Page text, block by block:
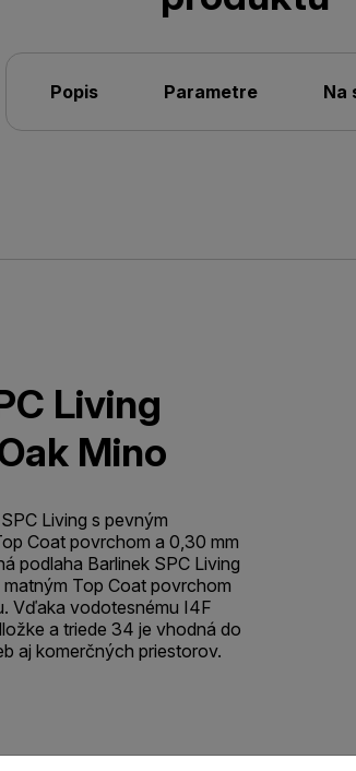
Popis Parametre Na
Living
Mino
Living s pevným
Coat povrchom a 0,30 mm
podlaha Barlinek SPC Living
Top Coat povrchom
Vďaka vodotesnému I4F
a triede 34 je vhodná do
aj komerčných priestorov.